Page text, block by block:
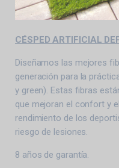
CÉSPED ARTIFICIAL
Diseñamos las mejores
generación para la
y green). Estas fibras
que mejoran el confort y
rendimiento de los
riesgo de lesiones.
8 años de garantía.